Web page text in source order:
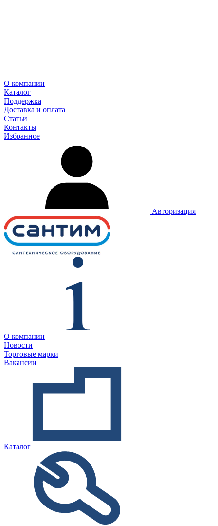
О компании
Каталог
Поддержка
Доставка и оплата
Статьи
Контакты
Избранное
Авторизация
О компании
Новости
Торговые марки
Вакансии
Каталог